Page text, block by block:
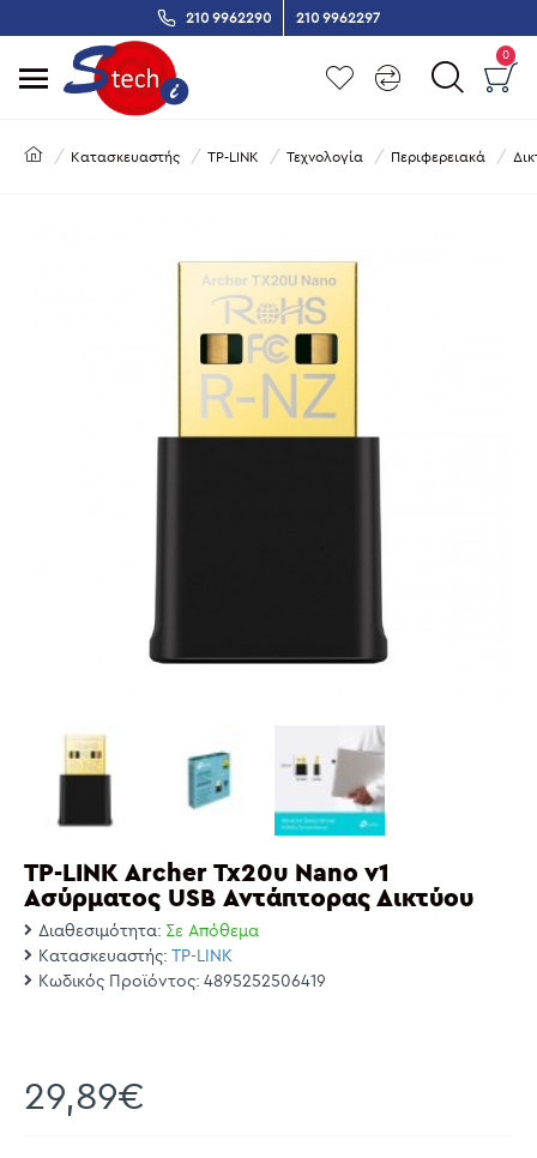
210 9962290 210 9962297
0
Κατασκευαστής TP-LINK Τεχνολογία Περιφερειακά
TP-LINK Archer Tx20u Nano v1
Ασύρματος USB Αντάπτορας Δικτύου
Διαθεσιμότητα: Σε Απόθεμα
Κατασκευαστής: TP-LINK
Κωδικός Προϊόντος: 4895252506419
29,89€